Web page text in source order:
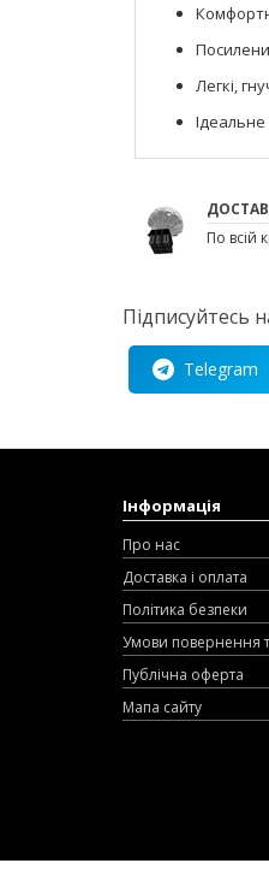
Легкі,
Ідеальне
По всій
Підписуйтесь
Telegram
Інформація
Про нас
Доставка і оплата
Політика безпеки
Умови повернення
Публічна оферта
Мапа сайту